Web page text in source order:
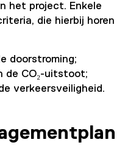
het project. Enkele
die hierbij horen
doorstroming;
de CO₂-uitstoot;
verkeersveiligheid.